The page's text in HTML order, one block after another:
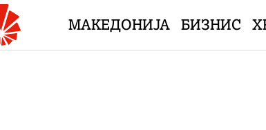
МАКЕДОНИЈА БИЗНИС